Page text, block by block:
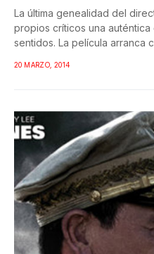
La última genealidad del
propios críticos una
sentidos. La película arranca
20 MARZO, 2014